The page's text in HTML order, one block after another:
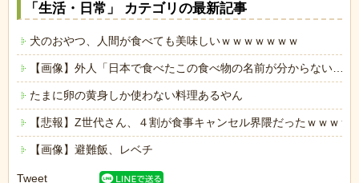
「生活・日常」 カテゴリの最新記事
犬のおやつ、人間が食べても美味しいｗｗｗｗｗｗｗ
【画像】外人「日本で食べたこの食べ物の名前が分からない…
たまに卵の黄身しか使わない料理あるやん
【悲報】Z世代さん、４割が食事キャンセル界隈だったｗｗｗｗ
【画像】避難飯、レベチ
Tweet